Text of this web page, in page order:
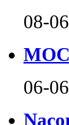
08-06
06-06